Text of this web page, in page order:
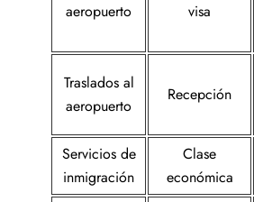
aeropuerto
visa
Traslados al
aeropuerto
Recepción
Servicios de
inmigración
Clase
económica